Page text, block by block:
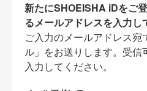
新たにSHOEISHA iDをご
るメールアドレスを入力し
ご入力のメールアドレス宛
ル」をお送りします。受信
入力してください。